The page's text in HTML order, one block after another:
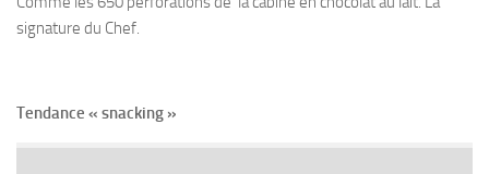
signature du Chef.
Tendance « snacking »